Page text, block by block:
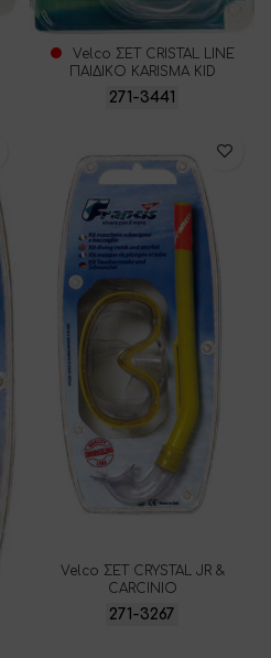
Velco ΣΕΤ CRISTAL LINE
ΠΑΙΔΙΚΟ KARISMA KID
271-3441
Velco ΣΕΤ CRYSTAL JR &
CARCINIO
271-3267